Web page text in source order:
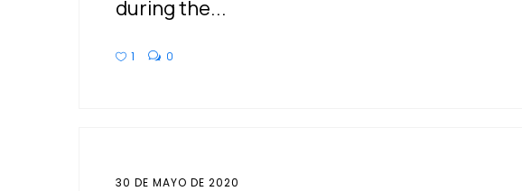
during the...
1 0
30 DE MAYO DE 2020